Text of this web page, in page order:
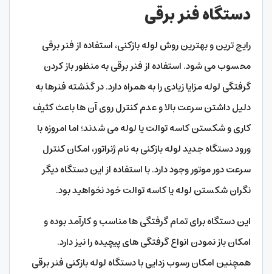
دستگاه فنر برقی
رایج‌ ترین و بهترین روش لوله بازکنی، استفاده از فنر برقی
محسوب می‌ شود. استفاده از فنر برقی به‌ منظور باز کردن
گرفتگی لوله مزایا زیادی را به‌ همراه دارد‌. در گذشته فنرها به
دلیل داشتن سرعت بالا و عدم کنترل روی آن ها باعث کثیف
کاری و شکستن کاسه توالت یا لوله می‌ شدند؛ اما امروزه با
ورود دستگاه‌ جدید لوله بازکنی به نام ژنراتور، امکان کنترل
سرعت دور موتور وجود دارد. با استفاده از این دستگاه دیگر
نگران شکستن لوله یا کاسه توالت خود نخواهید بود.
این دستگاه برای تمام گرفتگی‌ ها مناسب و کارآمد بوده و
امکان باز نمودن انواع گرفتگی های پیچیده را نیز دارد.
همچنین امکان رسوب زدایی با دستگاه لوله بازکنی فنر برقی